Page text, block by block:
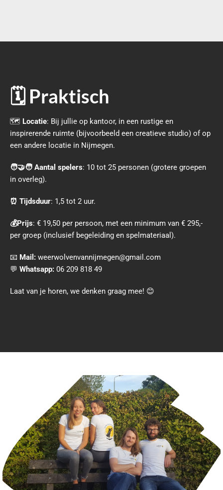
🗓 Praktisch
🗺 Locatie: Bij jullie op kantoor, in een rustige en
inspirerende ruimte (bijvoorbeeld een creatieve studio) of op
een andere locatie in Nijmegen.
🧑‍🤝‍🧑 Aantal spelers: 10 tot 25 personen (grotere groepen
in overleg).
⏰ Tijdsduur: 1,5 tot 2 uur.
💰Prijs: € 19,50 per persoon, met een minimum van € 295,-
per groep (inclusief begeleiding en spelmateriaal).
📧 Mail: weerwolvenvannijmegen@gmail.com
💬 Whatsapp: 06 209 818 49
Laat van je horen, we denken graag mee! 😊